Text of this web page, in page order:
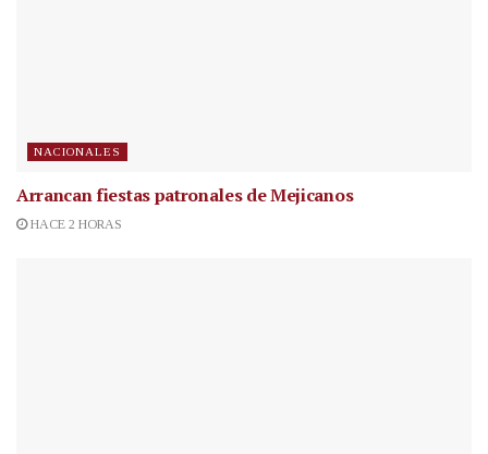
NACIONALES
Arrancan fiestas patronales de Mejicanos
HACE 2 HORAS